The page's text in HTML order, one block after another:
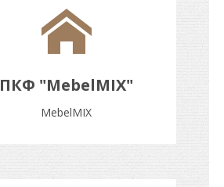
ПКФ "MebelMIX"
MebelMIX